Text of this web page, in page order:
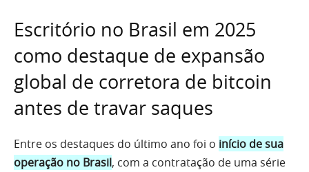
Escritório no Brasil em 2025
como destaque de expansão
global de corretora de bitcoin
antes de travar saques
Entre os destaques do último ano foi o início de sua
operação no Brasil, com a contratação de uma série